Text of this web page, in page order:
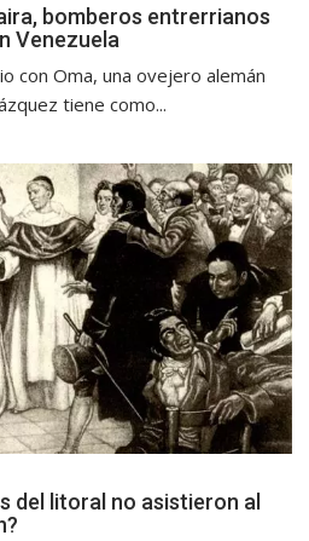
bomberos entrerrianos
Venezuela
con Oma, una ovejero alemán
tiene como...
del litoral no asistieron al